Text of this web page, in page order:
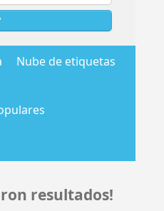
Nube de etiquetas
resultados!